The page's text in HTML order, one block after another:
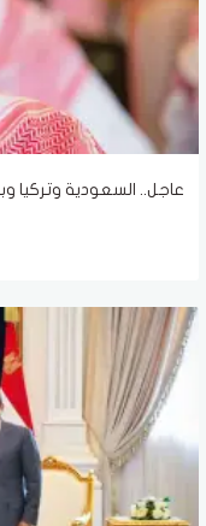
عاجل.. السعودية وتركيا